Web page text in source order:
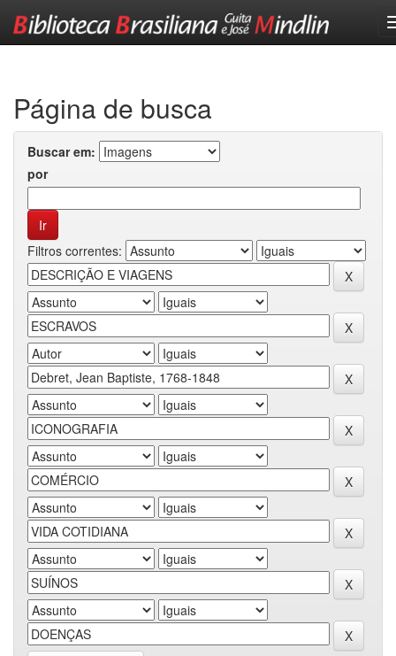
Página de busca
Buscar em:
por
Filtros correntes: